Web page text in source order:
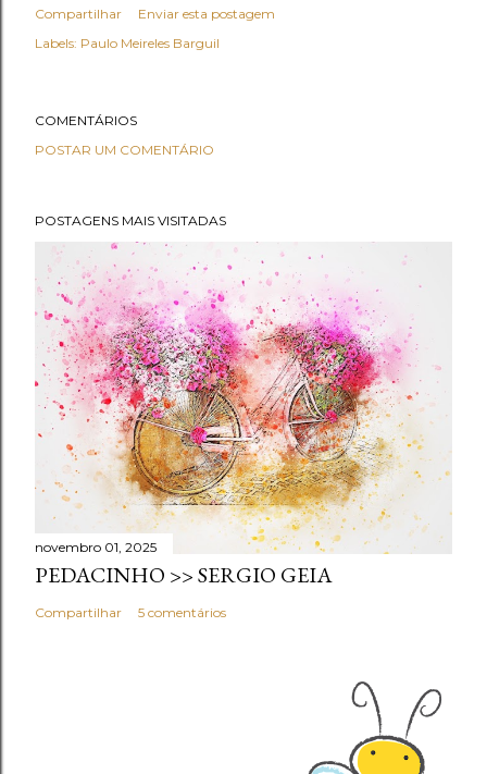
Compartilhar
Enviar esta postagem
Labels: Paulo Meireles Barguil
COMENTÁRIOS
POSTAR UM COMENTÁRIO
POSTAGENS MAIS VISITADAS
novembro 01, 2025
PEDACINHO >> SERGIO GEIA
Compartilhar 5 comentários